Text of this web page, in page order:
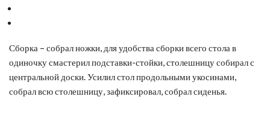
Сборка – собрал ножки, для удобства сборки всего стола в
одиночку смастерил подставки-стойки, столешницу собирал с
центральной доски. Усилил стол продольными укосинами,
собрал всю столешницу, зафиксировал, собрал сиденья.